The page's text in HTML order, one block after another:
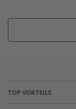
TOP VORTEILE